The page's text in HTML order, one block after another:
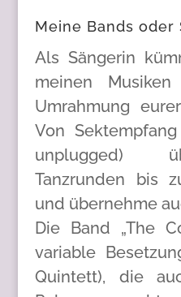
Meine Bands oder
Als Sängerin
meinen
Umrahmung
Von
unplugged)
Tanzrunden bis
und übernehme
Die Band „The
variable
Quintett), die